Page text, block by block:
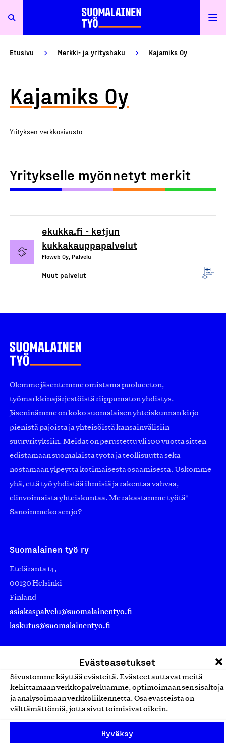
Evästeasetukset
Sivustomme käyttää evästeitä. Evästeet auttavat meitä
kehittämään verkkopalveluamme, optimoimaan sen sisältöjä
ja analysoimaan verkkoliikennettä. Osa evästeistä on
välttämättömiä, jotta sivut toimisivat oikein.
Hyväksy
Etusivu Merkki- ja yrityshaku Kajamiks Oy
Kajamiks Oy
Yrityksen verkkosivusto
Yritykselle myönnetyt merkit
ekukka.fi - ketjun
kukkakauppapalvelut
Floweb Oy, Palvelu
Muut palvelut
Olemme jäsentemme omistama puolueeton,
työmarkkinajärjestöistä riippumaton yhdistys.
Jäseninämme on koko suomalaisen yhteiskunnan kirjo
pienistä pajoista ja yhteisöistä kansainvälisiin
suuryrityksiin. Meidät on perustettu yli 100 vuotta sitten
edistämään suomalaista työtä ja teollisuutta sekä
nostamaan ylpeyttä kotimaisesta osaamisesta. Uskomme
yhä, että työ yhdistää ihmisiä ja rakentaa vahvaa,
elinvoimaista yhteiskuntaa. Me rakastamme työtä!
Sanoimmeko sen jo?
Suomalainen työ ry
Eteläranta 14,
00130 Helsinki
Finland
asiakaspalvelu@suomalainentyo.fi
laskutus@suomalainentyo.fi
Avainlippu